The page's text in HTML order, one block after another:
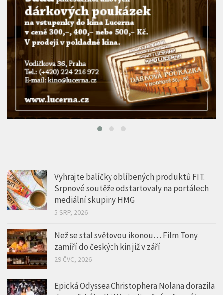
Vyhrajte balíčky oblíbených produktů FIT.
Než se stal světovou ikonou… Film Tony
zamíří do českých kin již v září
29 ČVC, 2026
Epická Odyssea Christophera Nolana dorazila
do pražského IMAX v jedinečném formátu
70mm